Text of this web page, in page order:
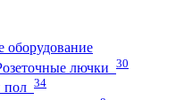
оборудование
лючки
30
пол 34